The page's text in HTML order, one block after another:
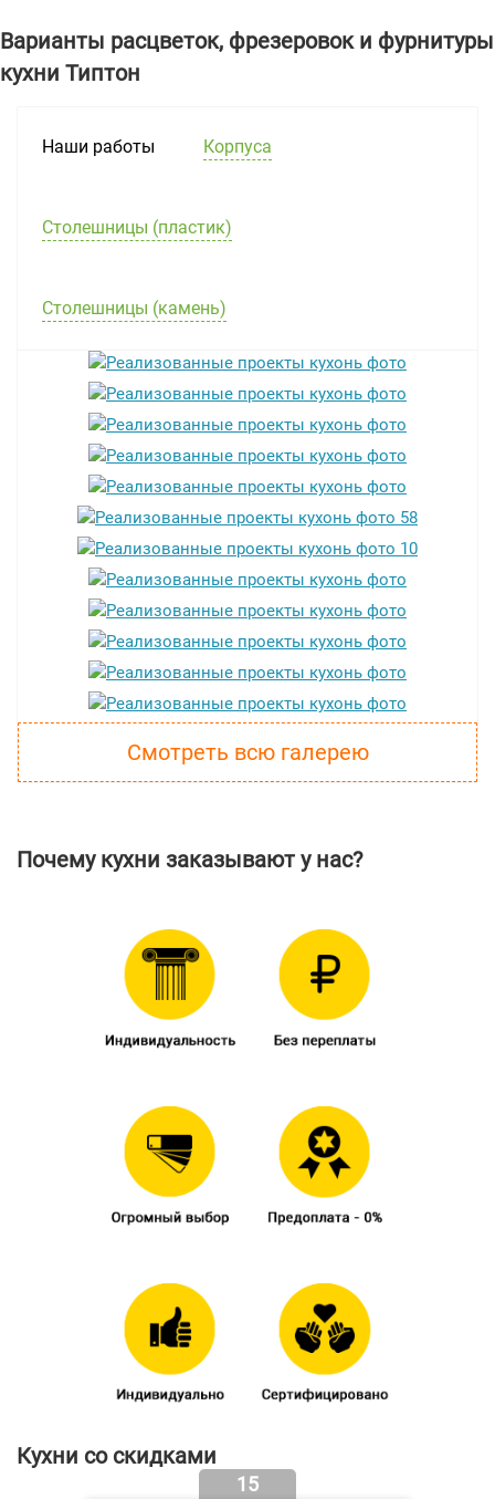
Варианты расцветок, фрезеровок и фурнитуры
кухни Типтон
Наши работы Корпуса
Столешницы (пластик)
Столешницы (камень)
Смотреть всю галерею
Почему кухни заказывают у нас?
Кухни со скидками
15